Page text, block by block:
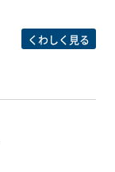
くわしく見る